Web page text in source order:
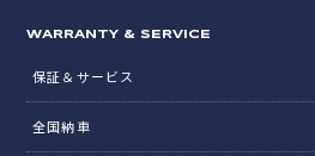
WARRANTY & SERVICE
保証＆サービス
全国納車